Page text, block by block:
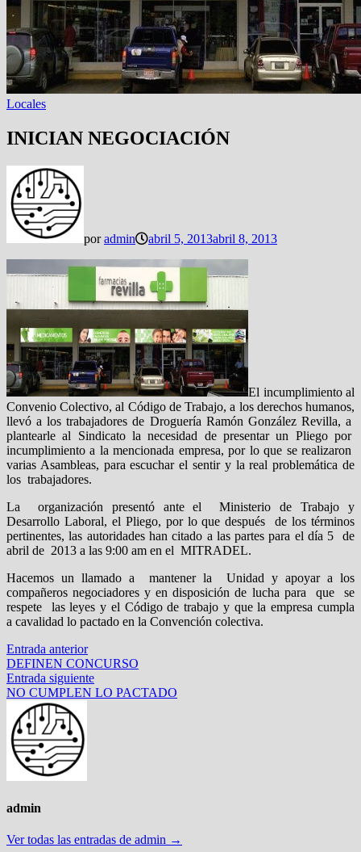
Locales
INICIAN NEGOCIACIÓN
poradmin abril 5, 2013abril 8, 2013
El incumplimiento al
Convenio Colectivo, al Código de Trabajo, a los derechos humanos,
llevó a los trabajadores de Droguería Ramón González Revilla, a
plantearle al Sindicato la necesidad de presentar un Pliego por
incumplimiento a la mencionada empresa, por lo que se realizaron
varias Asambleas, para escuchar el sentir y la real problemática de
los trabajadores.
La organización presentó ante el Ministerio de Trabajo y
Desarrollo Laboral, el Pliego, por lo que después de los términos
pertinentes, las autoridades han citado a las partes para el día 5 de
abril de 2013 a las 9:00 am en el MITRADEL.
Hacemos un llamado a mantener la Unidad y apoyar a los
compañeros negociadores y en disposición de lucha para que se
respete las leyes y el Código de trabajo y que la empresa cumpla
a cavalidad lo pactado en la Convención colectiva.
Navegación
de
entradas
Entrada anteriorEntrada
anterior:
DEFINEN CONCURSO
Entrada siguienteEntrada
siguiente:
NO CUMPLEN LO PACTADO
admin
Ver todas las entradas de admin →